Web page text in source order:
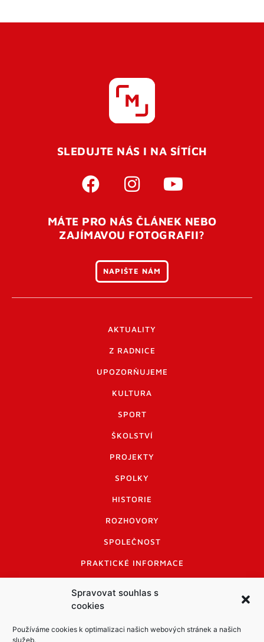
Spravovat souhlas s
cookies
Používáme cookies k optimalizaci našich webových stránek a našich
služeb.
Pro úspěšné dokončení registrace je potřeba
vaší e-mailovouadresu. Po úspěšném odeslání
otevření tohoto odkazu se váš účet ověří a můžete se
přihlásit. Nezapomeňte zkontrolovat složku SPAM ve
SLEDUJTE NÁS I NA SÍTÍCH
MÁTE PRO NÁS ČLÁNEK NEBO
ZAJÍMAVOU FOTOGRAFII?
NAPIŠTE NÁM
AKTUALITY
Z RADNICE
UPOZORŇUJEME
KULTURA
SPORT
ŠKOLSTVÍ
PROJEKTY
SPOLKY
HISTORIE
ROZHOVORY
SPOLEČNOST
PRAKTICKÉ INFORMACE
INFORMACE A KODEX DISKUTUJÍCÍCH
LOGO A LOGO MANUÁL